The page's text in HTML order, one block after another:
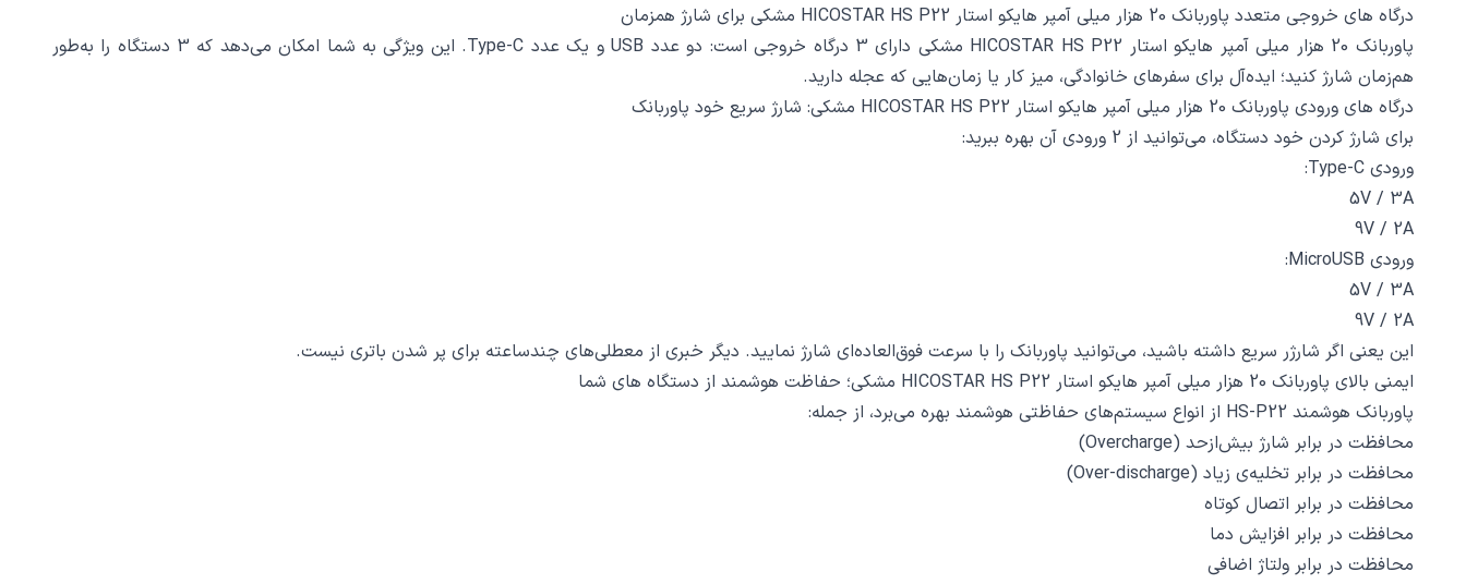
درگاه‌ های خروجی متعدد پاوربانک 20 هزار میلی آمپر هایکو استار HICOSTAR HS P22 مشکی برای شارژ همزمان
پاوربانک 20 هزار میلی آمپر هایکو استار HICOSTAR HS P22 مشکی دارای 3 درگاه خروجی است: دو عدد USB و یک عدد Type-C. این ویژگی به شما امکان می‌دهد که 3 دستگاه را به‌طور
هم‌زمان شارژ کنید؛ ایده‌آل برای سفرهای خانوادگی، میز کار یا زمان‌هایی که عجله دارید.
درگاه‌ های ورودی پاوربانک 20 هزار میلی آمپر هایکو استار HICOSTAR HS P22 مشکی: شارژ سریع خود پاوربانک
برای شارژ کردن خود دستگاه، می‌توانید از 2 ورودی آن بهره ببرید:
ورودی Type-C:
5V / 3A
9V / 2A
ورودی MicroUSB:
5V / 3A
9V / 2A
این یعنی اگر شارژر سریع داشته باشید، می‌توانید پاوربانک را با سرعت فوق‌العاده‌ای شارژ نمایید. دیگر خبری از معطلی‌های چندساعته برای پر شدن باتری نیست.
ایمنی بالای پاوربانک 20 هزار میلی آمپر هایکو استار HICOSTAR HS P22 مشکی؛ حفاظت هوشمند از دستگاه‌ های شما
پاوربانک هوشمند HS-P22 از انواع سیستم‌های حفاظتی هوشمند بهره می‌برد، از جمله:
محافظت در برابر شارژ بیش‌ازحد (Overcharge)
محافظت در برابر تخلیه‌ی زیاد (Over-discharge)
محافظت در برابر اتصال کوتاه
محافظت در برابر افزایش دما
محافظت در برابر ولتاژ اضافی